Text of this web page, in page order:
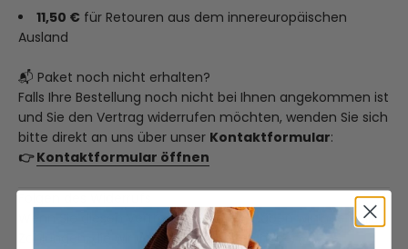
11,50 € für Retouren aus dem innereuropäischen
Ausland
📬 Paket noch nicht erhalten?
Falls Ihre Bestellung noch nicht bei Ihnen angekommen ist
und Sie den Vertrag widerrufen möchten, wenden Sie sich
bitte direkt an uns über unser Kontaktformular:
👉Kontaktformular öffnen
Wenn Sie diesen Vertrag widerrufen, haben wir Ihnen alle
Zahlungen, die wir von Ihnen erhalten haben,